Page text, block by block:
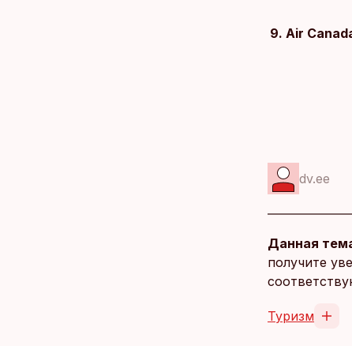
9. Air
dv.ee
Данная
получите
Туризм